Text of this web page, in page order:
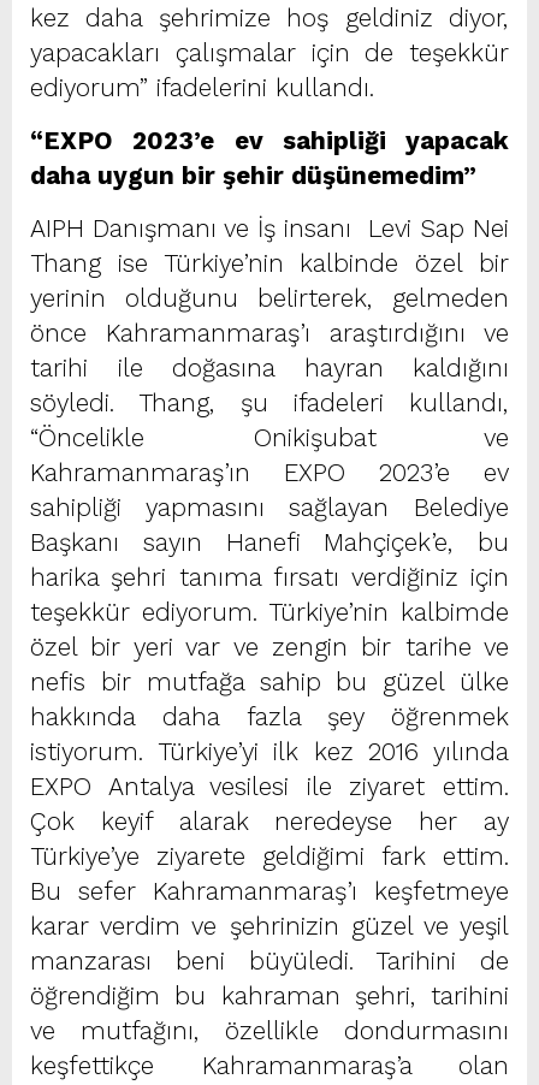
kez daha şehrimize hoş geldiniz diyor,
yapacakları çalışmalar için de teşekkür
ediyorum” ifadelerini kullandı.
“EXPO 2023’e ev sahipliği yapacak
daha uygun bir şehir düşünemedim”
AIPH Danışmanı ve İş insanı Levi Sap Nei
Thang ise Türkiye’nin kalbinde özel bir
yerinin olduğunu belirterek, gelmeden
önce Kahramanmaraş’ı araştırdığını ve
tarihi ile doğasına hayran kaldığını
söyledi. Thang, şu ifadeleri kullandı,
“Öncelikle Onikişubat ve
Kahramanmaraş’ın EXPO 2023’e ev
sahipliği yapmasını sağlayan Belediye
Başkanı sayın Hanefi Mahçiçek’e, bu
harika şehri tanıma fırsatı verdiğiniz için
teşekkür ediyorum. Türkiye’nin kalbimde
özel bir yeri var ve zengin bir tarihe ve
nefis bir mutfağa sahip bu güzel ülke
hakkında daha fazla şey öğrenmek
istiyorum. Türkiye’yi ilk kez 2016 yılında
EXPO Antalya vesilesi ile ziyaret ettim.
Çok keyif alarak neredeyse her ay
Türkiye’ye ziyarete geldiğimi fark ettim.
Bu sefer Kahramanmaraş’ı keşfetmeye
karar verdim ve şehrinizin güzel ve yeşil
manzarası beni büyüledi. Tarihini de
öğrendiğim bu kahraman şehri, tarihini
ve mutfağını, özellikle dondurmasını
keşfettikçe Kahramanmaraş’a olan